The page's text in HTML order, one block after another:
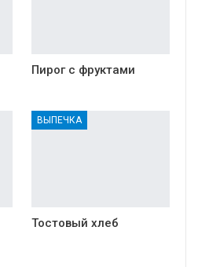
Пирог с фруктами
ВЫПЕЧКА
Тостовый хлеб